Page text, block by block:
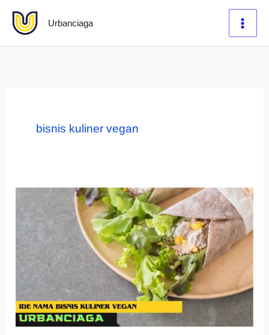
Lewati
konten
Urbanciaga
bisnis kuliner vegan